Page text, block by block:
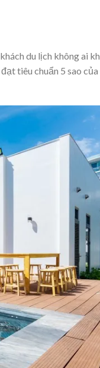
du lịch không ai
tiêu chuẩn 5 sao của